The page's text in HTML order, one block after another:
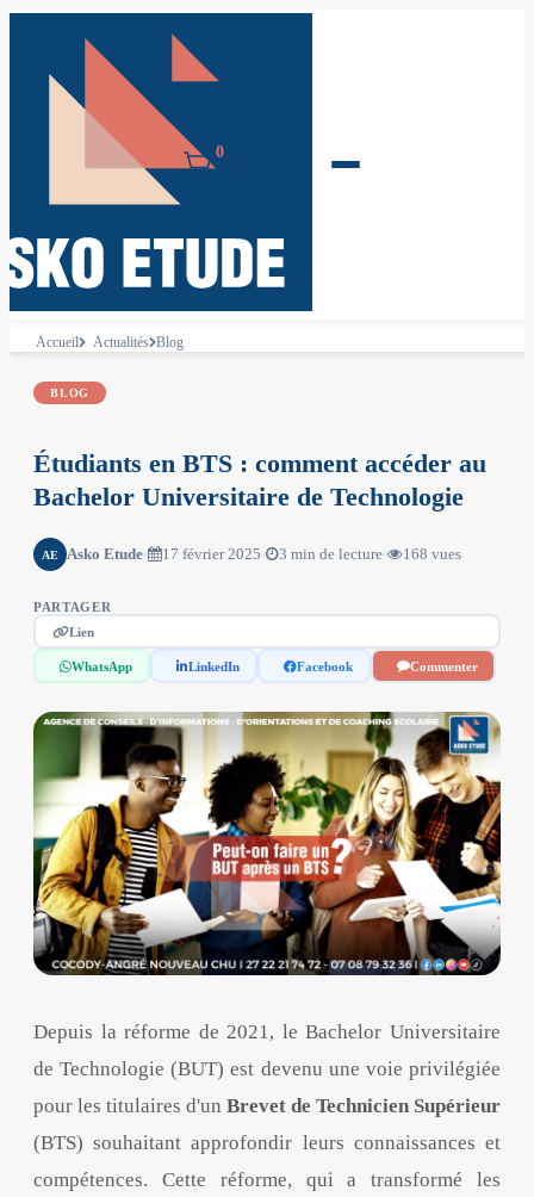
0
Accueil Actualités Blog
BLOG
Étudiants en BTS : comment accéder au
Bachelor Universitaire de Technologie
AE Asko Etude 17 février 2025 3 min de lecture 168 vues
PARTAGER
Lien
WhatsApp LinkedIn Facebook Commenter
Depuis la réforme de 2021, le Bachelor Universitaire
de Technologie (BUT) est devenu une voie privilégiée
pour les titulaires d'un Brevet de Technicien Supérieur
(BTS) souhaitant approfondir leurs connaissances et
compétences. Cette réforme, qui a transformé les